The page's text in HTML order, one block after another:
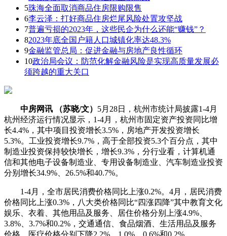
5珠海全面取消商品住房限购限售
6李云泽：打好商品住房烂尾风险处置攻坚战
7普遍亏损的2023年，这些民企为什么还能“赚钱”？
82023年底全国户籍人口城镇化率达48.3%
9金融监管总局：促进金融与房地产良性循环
10政治局会议：防范化解金融风险是实现高质量发展必
须跨越的重大关口
中房网讯 （苏晓/文） 5月28日，杭州市统计局披露1-4月
杭州经济运行情况显示，1-4月，杭州市固定资产投资同比增
长4.4%，其中项目投资增长3.5%，房地产开发投资增长
5.3%。工业投资增长9.7%，高于全部投资5.3个百分点，其中
制造业投资保持较快增长，增长9.3%，分行业看，计算机通
信和其他电子设备制造业、专用设备制造业、汽车制造业投资
分别增长34.9%、26.5%和40.7%。
1-4月，全市居民消费价格同比上涨0.2%。4月，居民消费
价格同比上涨0.3%，八大类价格同比“四涨四降”其中教育文化
娱乐、衣着、其他用品及服务、居住价格分别上涨4.9%、
3.8%、3.7%和0.2%，交通通信、食品烟酒、生活用品及服务
价格、医疗价格分别下降2.2%，1.0%、0.6%和0.2%。